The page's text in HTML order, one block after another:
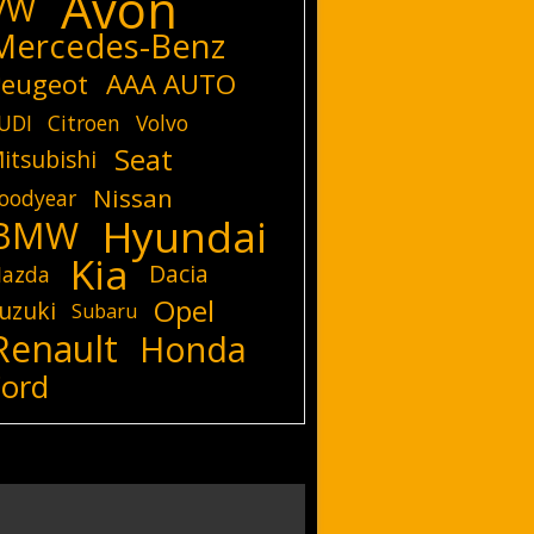
Benz
AAA AUTO
Citroen Volvo
Seat
Nissan
Hyundai
Kia
Dacia
Subaru Opel
Honda